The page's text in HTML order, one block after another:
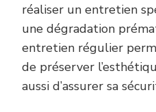
réaliser un entretien
une dégradation
entretien régulier
de préserver
aussi d’assurer sa